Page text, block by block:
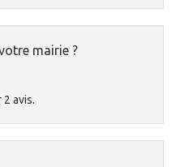
mairie ?
2 avis.